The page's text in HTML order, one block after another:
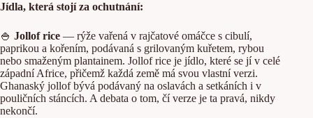
Jídla, která stojí za ochutnání:
🍚 Jollof rice — rýže vařená v rajčatové omáčce s cibulí,
paprikou a kořením, podávaná s grilovaným kuřetem, rybou
nebo smaženým plantainem. Jollof rice je jídlo, které se jí v celé
západní Africe, přičemž každá země má svou vlastní verzi.
Ghanaský jollof bývá podávaný na oslavách a setkáních i v
pouličních stáncích. A debata o tom, čí verze je ta pravá, nikdy
nekončí.